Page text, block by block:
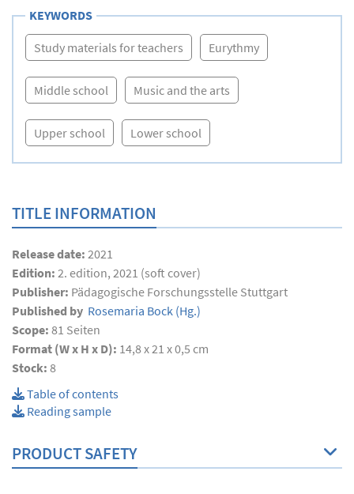
KEYWORDS
Study materials for teachers Eurythmy
Middle school Music and the arts
Upper school Lower school
TITLE INFORMATION
Release date: 2021
Edition: 2. edition, 2021 (soft cover)
Publisher: Pädagogische Forschungsstelle Stuttgart
Published by Rosemaria Bock (Hg.)
Scope: 81 Seiten
Format (W x H x D): 14,8 x 21 x 0,5 cm
Stock: 8
Table of contents
Reading sample
PRODUCT SAFETY